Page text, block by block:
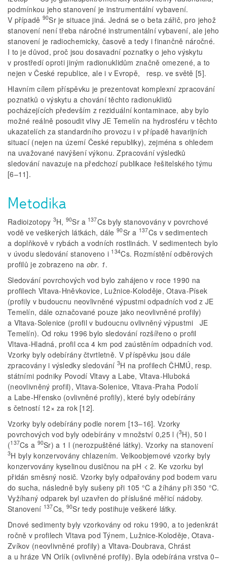
podmínkou jeho stanovení je instrumentální vybavení.
V případě 90Sr je situace jiná. Jedná se o beta zářič, pro jehož
stanovení není třeba náročné instrumentální vybavení, ale jeho
stanovení je radiochemicky, časově a tedy i finančně náročné.
I to je důvod, proč jsou dosavadní poznatky o jeho výskytu
v prostředí oproti jiným radionuklidům značně omezené, a to
nejen v České republice, ale i v Evropě, resp. ve světě [5].
Hlavním cílem příspěvku je prezentovat komplexní zpracování
poznatků o výskytu a chování těchto radionuklidů
pocházejících především z reziduální kontaminace, aby bylo
možné reálně posoudit vlivy JE Temelín na hydrosféru v těchto
ukazatelích za standardního provozu i v případě havarijních
situací (nejen na území České republiky), zejména s ohledem
na uvažované navýšení výkonu. Zpracování výsledků
sledování navazuje na předchozí publikace řešitelského týmu
[6–11].
Metodika
Radioizotopy 3H, 90Sr a 137Cs byly stanovovány v povrchové
vodě ve veškerých látkách, dále 90Sr a 137Cs v sedimentech
a doplňkově v rybách a vodních rostlinách. V sedimentech bylo
v úvodu sledování stanoveno i 134Cs. Rozmístění odběrových
profilů je zobrazeno na obr. 1.
Sledování povrchových vod bylo zahájeno v roce 1990 na
profilech Vltava-Hněvkovice, Lužnice-Koloděje, Otava-Písek
(profily v budoucnu neovlivněné výpustmi odpadních vod z JE
Temelín, dále označované pouze jako neovlivněné profily)
a Vltava-Solenice (profil v budoucnu ovlivněný výpustmi JE
Temelín). Od roku 1996 bylo sledování rozšířeno o profil
Vltava-Hladná, profil cca 4 km pod zaústěním odpadních vod.
Vzorky byly odebírány čtvrtletně. V příspěvku jsou dále
zpracovány i výsledky sledování 3H na profilech ČHMÚ, resp.
státními podniky Povodí Vltavy a Labe, Vltava-Hluboká
(neovlivněný profil), Vltava-Solenice, Vltava-Praha Podolí
a Labe-Hřensko (ovlivněné profily), které byly odebírány
s četností 12× za rok [12].
Vzorky byly odebírány podle norem [13–16]. Vzorky
povrchových vod byly odebírány v množství 0,25 l (3H), 50 l
(137Cs a 90Sr) a 1 l (nerozpuštěné látky). Vzorky na stanovení
3H byly konzervovány chlazením. Velkoobjemové vzorky byly
konzervovány kyselinou dusičnou na pH < 2. Ke vzorku byl
přidán směsný nosič. Vzorky byly odpařovány pod bodem varu
do sucha, následně byly sušeny při 105 °C a žíhány při 350 °C.
Vyžíhaný odparek byl uzavřen do příslušné měřicí nádoby.
Stanovení 137Cs, 90Sr tedy postihuje veškeré látky.
Dnové sedimenty byly vzorkovány od roku 1990, a to jedenkrát
ročně v profilech Vltava pod Týnem, Lužnice-Koloděje, Otava-
Zvíkov (neovlivněné profily) a Vltava-Doubrava, Chrást
a u hráze VN Orlík (ovlivněné profily). Byla odebírána vrstva 0–